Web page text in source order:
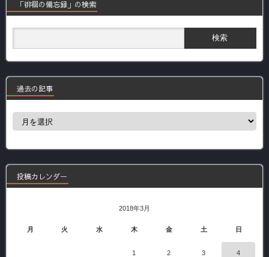
「徘徊の備忘録」の検索
過去の記事
過
事
投稿カレンダー
2018年3月
月 火 水 木 金 土 日
1 2 3 4